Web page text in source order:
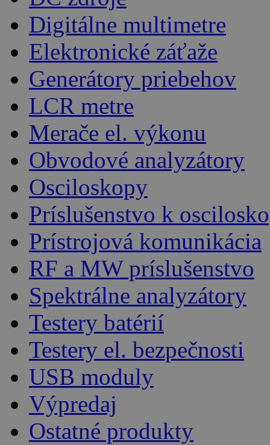
Digitálne multimetre
Elektronické záťaže
Generátory priebehov
LCR metre
Merače el. výkonu
Obvodové analyzátory
Osciloskopy
Príslušenstvo k
Prístrojová komunikácia
RF a MW príslušenstvo
Spektrálne analyzátory
Testery batérií
Testery el. bezpečnosti
USB moduly
Výpredaj
Ostatné produkty